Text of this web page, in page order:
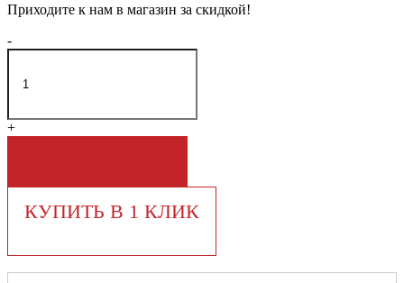
Приходите к нам в магазин за скидкой!
-
+
КУПИТЬ В 1 КЛИК